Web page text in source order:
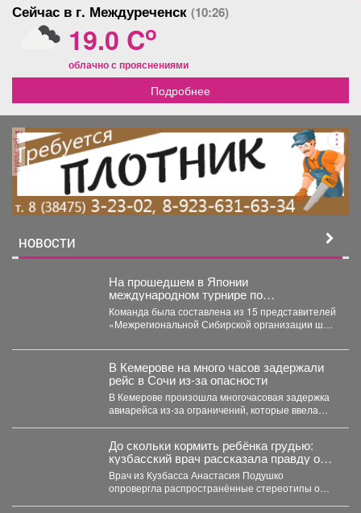
Сейчас в г. Междуреченск (10:26)
19.0 Co
облачно с прояснениями
Подробнее
реклама
НОВОСТИ
На прошедшем в Японии
международном турнире по
полноконтактному каратэ Karate Dream
Festival кузбасские спортсмены
завоевали 5 медалей.
Команда была составлена из 15 представителей
«Межрегиональной Сибирской организации шин
добилась...
В Кемерове на много часов задержали
рейс в Сочи из-за опасности
В Кемерове произошла многочасовая задержка
авиарейса из-за ограничений, которые ввела
До скольки кормить ребёнка грудью:
кузбасский врач рассказала правду о
лактации
Врач из Кузбасса Анастасия Подушко
опровергла распространённые стереотипы о